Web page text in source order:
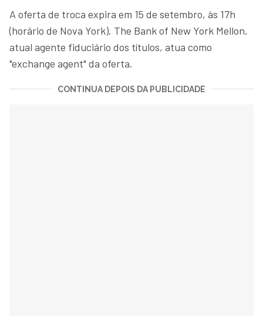
A oferta de troca expira em 15 de setembro, às 17h
(horário de Nova York). The Bank of New York Mellon,
atual agente fiduciário dos títulos, atua como
"exchange agent" da oferta.
CONTINUA DEPOIS DA PUBLICIDADE